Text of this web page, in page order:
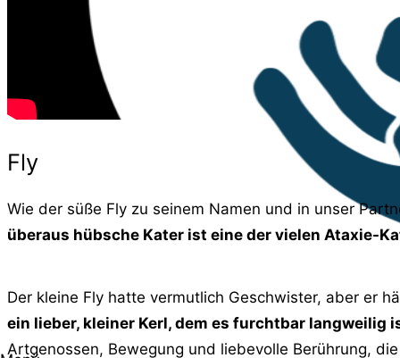
Fly
Wie der süße Fly zu seinem Namen und in unser
überaus hübsche Kater ist eine der vielen Ataxie-
Der kleine Fly hatte vermutlich Geschwister, aber er
ein lieber, kleiner Kerl, dem es furchtbar langweilig
Artgenossen, Bewegung und liebevolle Berührung,